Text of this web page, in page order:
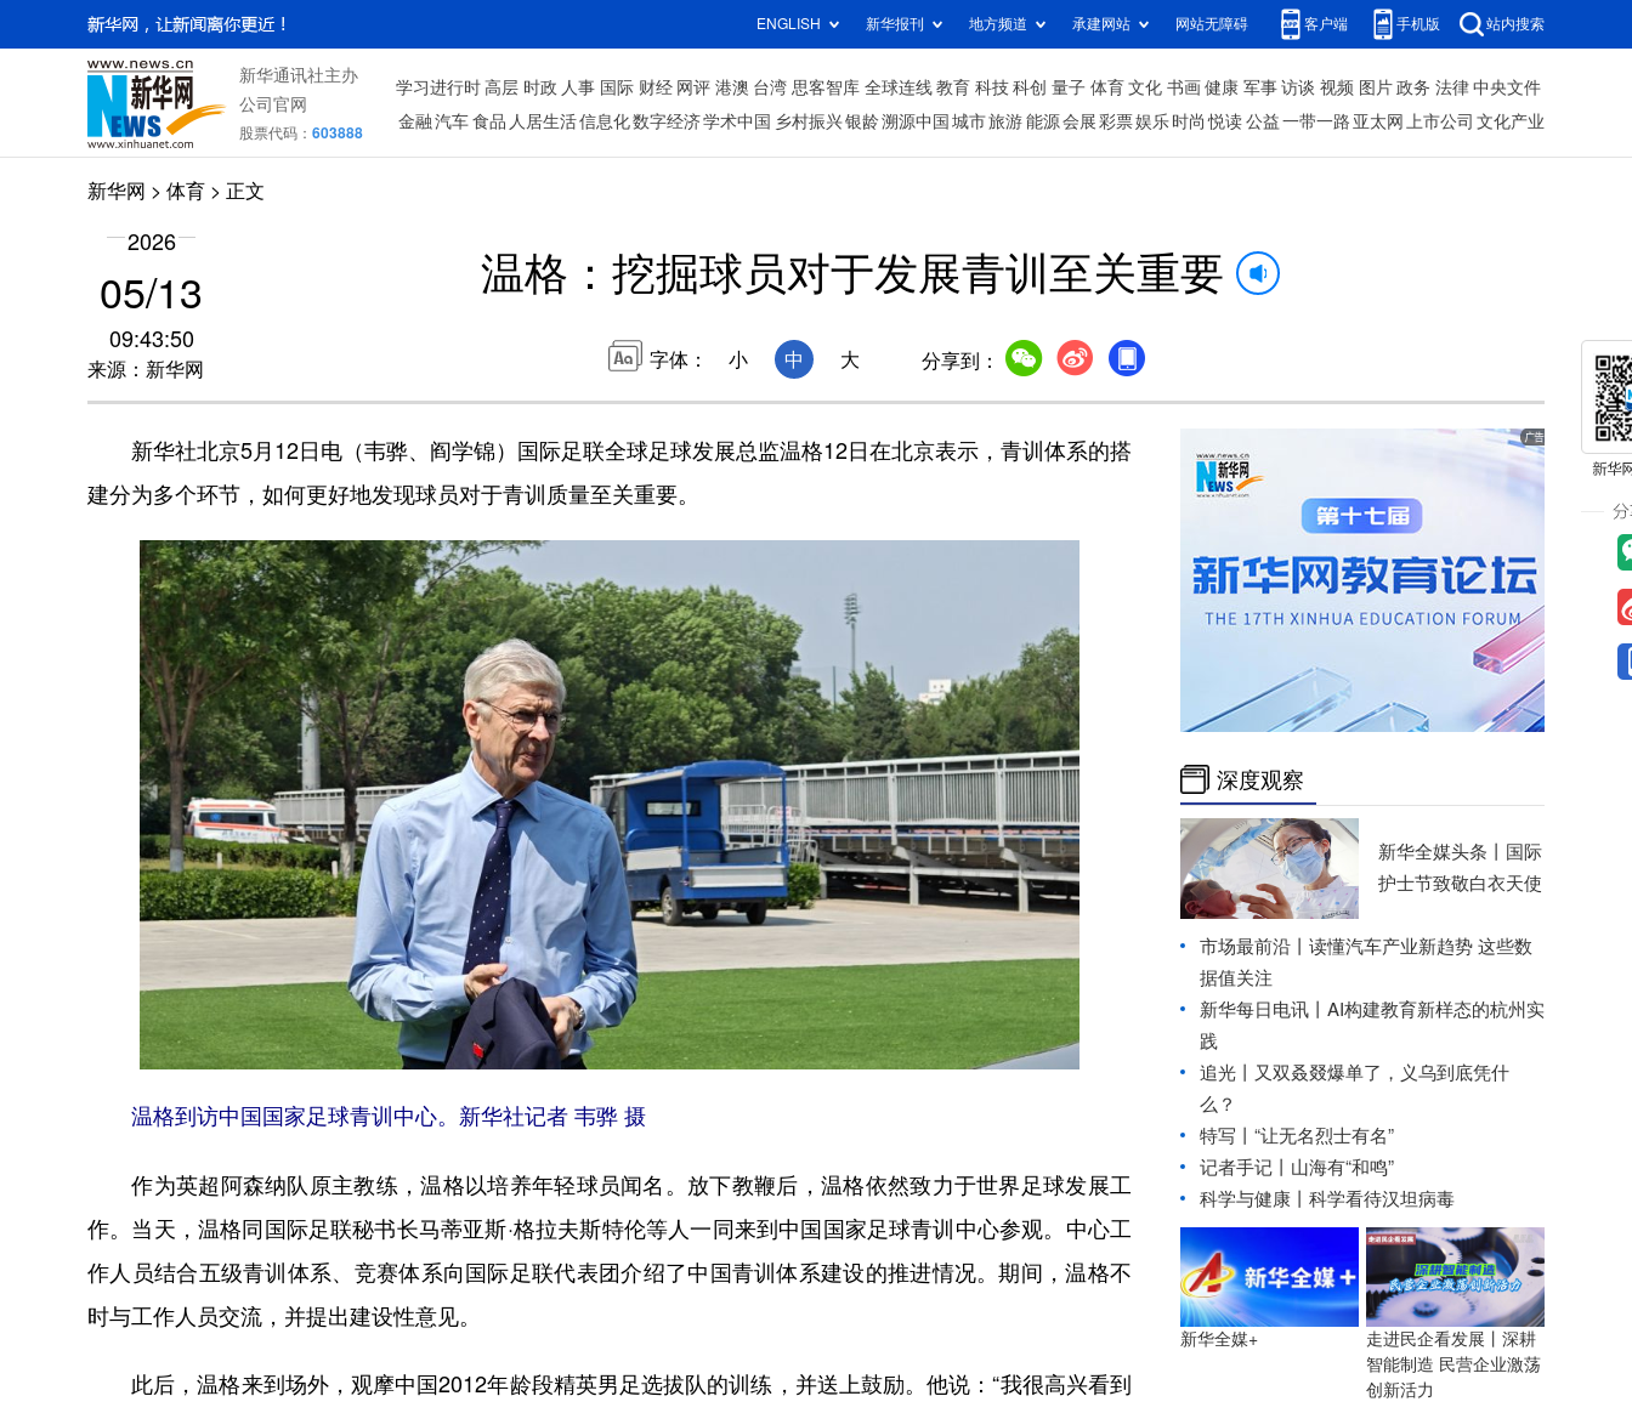
ENGLISH 新华报刊 地方频道 承建网站 网站无障碍 客户端 手机版 站内搜索
新华通讯社主办
公司官网
股票代码： 603888
学习进行时 高层 时政 人事 国际 财经 网评 港澳 台湾 思客智库 全球连线 教育 科技 科创 量子 体育 文化 书画 健康 军事 访谈 视频 图片 政务 法律 中央文件
金融 汽车 食品 人居生活信息化数字经济学术中国 乡村振兴银龄溯源中国 城市旅游 能源 会展 彩票娱乐 时尚 悦读 公益 一带一路 亚太网 上市公司 文化产业
新华网 > 体育 > 正文
2026
05/13
09:43:50
来源：新华网
温格：挖掘球员对于发展青训至关重要
字体： 小 中 大 分享到：
新华社北京5月12日电（韦骅、阎学锦）国际足联全球足球发展总监温格12日在北京表示，青训体系的搭
建分为多个环节，如何更好地发现球员对于青训质量至关重要。
温格到访中国国家足球青训中心。新华社记者 韦骅 摄
作为英超阿森纳队原主教练，温格以培养年轻球员闻名。放下教鞭后，温格依然致力于世界足球发展工
作。当天，温格同国际足联秘书长马蒂亚斯·格拉夫斯特伦等人一同来到中国国家足球青训中心参观。中心工
作人员结合五级青训体系、竞赛体系向国际足联代表团介绍了中国青训体系建设的推进情况。期间，温格不
时与工作人员交流，并提出建设性意见。
此后，温格来到场外，观摩中国2012年龄段精英男足选拔队的训练，并送上鼓励。他说：“我很高兴看到
深度观察
新华全媒头条丨
国际
护士节致敬白衣天使
市场最前沿丨读懂汽车产业新趋势 这些数
据值关注
新华每日电讯丨 AI构建教育新样态的杭州实
践
追光丨
又双叒叕爆单了，义乌到底凭什
么？
特写丨“让无名烈士有名”
记者手记丨山海有“和鸣”
科学与健康丨科学看待汉坦病毒
新华全媒+
走进民企看发展丨深耕
智能制造 民营企业激荡
创新活力